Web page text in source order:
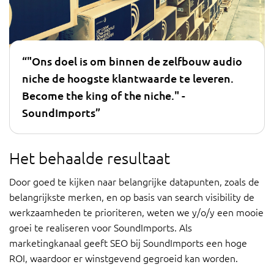
“"Ons doel is om binnen de zelfbouw audio
niche de hoogste klantwaarde te leveren.
Become the king of the niche." -
SoundImports”
Het behaalde resultaat
Door goed te kijken naar belangrijke datapunten, zoals de
belangrijkste merken, en op basis van search visibility de
werkzaamheden te prioriteren, weten we y/o/y een mooie
groei te realiseren voor SoundImports. Als
marketingkanaal geeft SEO bij SoundImports een hoge
ROI, waardoor er winstgevend gegroeid kan worden.